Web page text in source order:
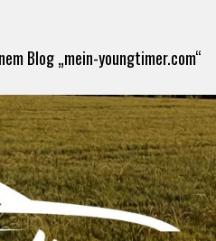
Blog „mein-youngtimer.com“